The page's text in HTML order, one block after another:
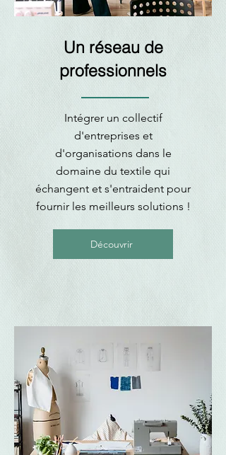
Un réseau de
professionnels
Intégrer un collectif
d'entreprises et
d'organisations dans le
domaine du textile qui
échangent et s'entraident pour
fournir les meilleurs solutions !
Découvrir